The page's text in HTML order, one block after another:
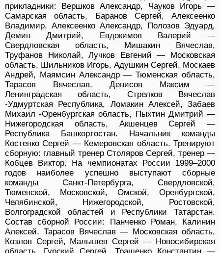
прикладники: Вершков Александр, Чауков Игорь —
Самарская область, Баранов Сергей, Алексеенко
Владимир, Алексеенко Александр, Полозов Эдуард,
Демин Дмитрий, Евдокимов Валерий —
Свердловская область, Мишакин Вячеслав,
Труфанов Николай, Лучков Евгений — Московская
область, Шильников Игорь, Адушкин Сергей, Москаев
Андрей, Маямсин Александр — Тюменская область,
Тарасов Вячеслав, Денисов Максим —
Ленинградская область, Стрелков Вячеслав
-Удмуртская Республика, Ломакин Алексей, Забаев
Михаил -Оренбургская область, Пыхтин Дмитрий —
Нижегородская область, Акшенцев Сергей —
Республика Башкортостан. Начальник команды
Костенко Сергей — Кемеровская область. Тренируют
сборную: главный тренер Столяров Сергей, тренер —
Кобцев Виктор. На чемпионатах России 1999–2000
годов наиболее успешно выступают сборные
команды Санкт-Петербурга, Свердловской,
Тюменской, Московской, Омской, Оренбургской,
Челябинской, Нижегородской, Ростовской,
Волгоградской областей и Республики Татарстан.
Состав сборной России: Панченко Роман, Калинин
Алексей, Тарасов Вячеслав — Московская область,
Козлов Сергей, Малышев Сергей — Новосибирская